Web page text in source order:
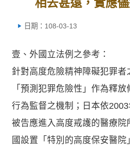
相去甚遠，實應
日期：108-03-13
壹、外國立法例之參考：
針對高度危險精神障礙犯罪者
「預測犯罪危險性」作為釋
行為監督之機制；日本依2003
被告應進入高度戒護的醫療院
國設置「特別的高度保安醫